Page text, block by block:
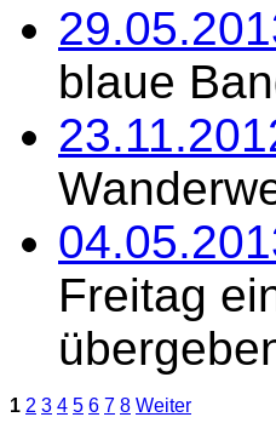
blaue
Freitag
1 2 3 4 5 6 7 8 Weiter